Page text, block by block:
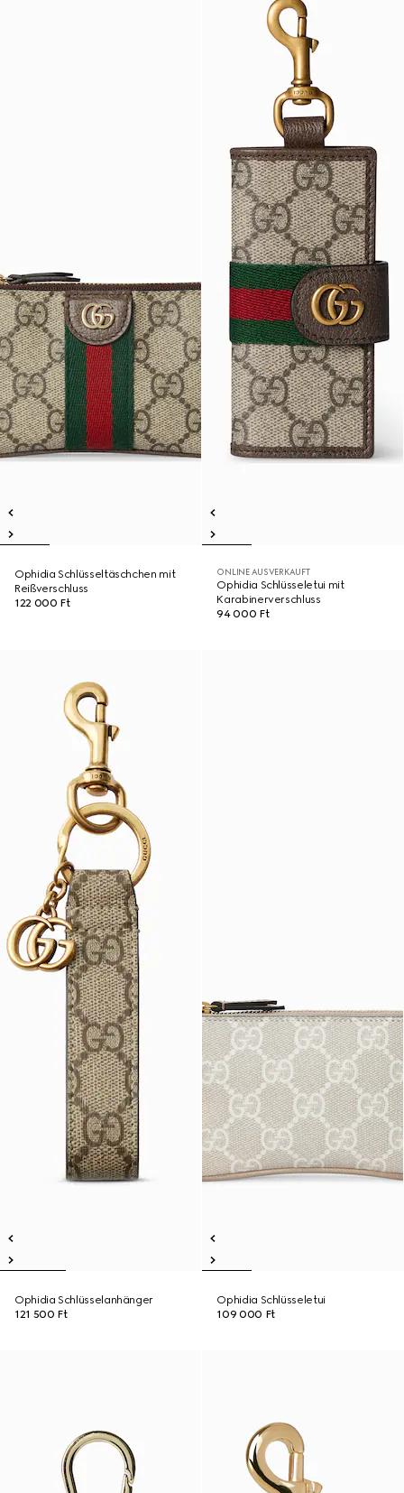
Ophidia Schlüsseltäschchen mit
Reißverschluss
122 000 Ft
ONLINE AUSVERKAUFT
Ophidia Schlüsseletui mit
Karabinerverschluss
94 000 Ft
Ophidia Schlüsselanhänger
121 500 Ft
Ophidia Schlüsseletui
109 000 Ft